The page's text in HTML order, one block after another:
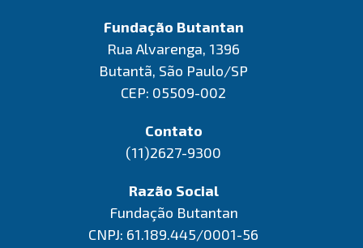
Fundação Butantan
Rua Alvarenga, 1396
Butantã, São Paulo/SP
CEP: 05509-002
Contato
(11)2627-9300
Razão Social
Fundação Butantan
CNPJ: 61.189.445/0001-56